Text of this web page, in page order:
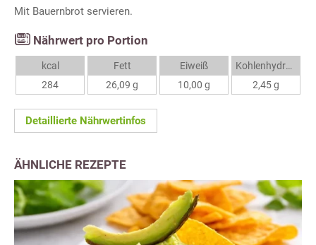
Mit Bauernbrot servieren.
Nährwert pro Portion
kcal
284
Fett
26,09 g
Eiweiß
10,00 g
Kohlenhydrate
2,45 g
Detaillierte Nährwertinfos
ÄHNLICHE REZEPTE